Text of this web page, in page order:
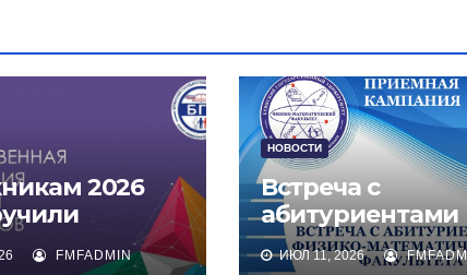
2026
о высшем
FMFADMIN
НОВОСТИ
Встреча с
абитуриентами
физико-
ИЮЛ 11, 2026